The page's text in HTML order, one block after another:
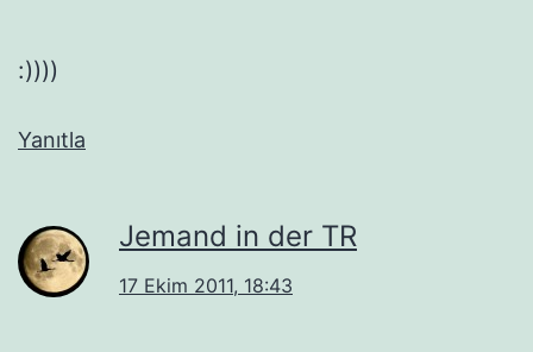
:))))
Yanıtla
Jemand in der TR
17 Ekim 2011, 18:43